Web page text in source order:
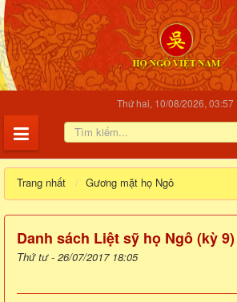
Thứ hai, 10/08/2026, 03:57
Trang nhất Gương mặt họ Ngô
Danh sách Liệt sỹ họ Ngô (kỳ 9)
Thứ tư - 26/07/2017 18:05